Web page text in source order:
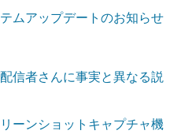
ムアップデートのお知らせ
信者さんに事実と異なる説
ーンショットキャプチャ機